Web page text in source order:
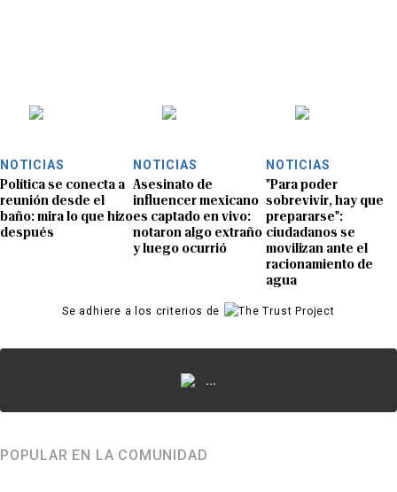
NOTICIAS
Política se conecta a
reunión desde el
baño: mira lo que hizo
después
NOTICIAS
Asesinato de
influencer mexicano
es captado en vivo:
notaron algo extraño
y luego ocurrió
NOTICIAS
"Para poder
sobrevivir, hay que
prepararse":
ciudadanos se
movilizan ante el
racionamiento de
agua
Se adhiere a los criterios de
...
POPULAR EN LA COMUNIDAD